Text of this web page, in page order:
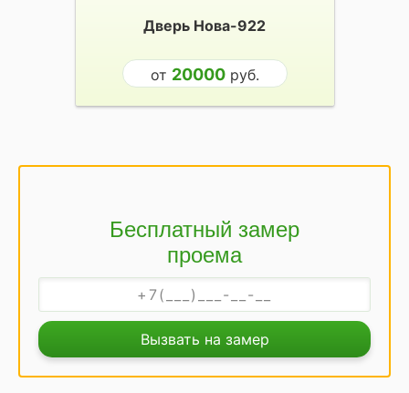
Дверь Нова-922
от 20000руб.
Бесплатный замер
проема
Вызвать на замер